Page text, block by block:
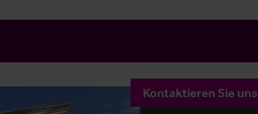
Kontaktieren Sie uns